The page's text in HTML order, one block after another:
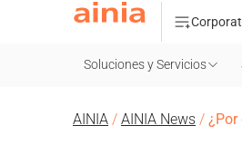
Soluciones y Servicios
AINIA / AINIA News / ¿Por